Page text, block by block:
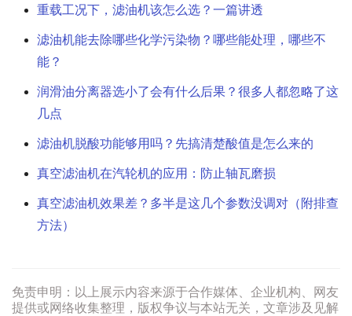
重载工况下，滤油机该怎么选？一篇讲透
滤油机能去除哪些化学污染物？哪些能处理，哪些不
能？
润滑油分离器选小了会有什么后果？很多人都忽略了这
几点
滤油机脱酸功能够用吗？先搞清楚酸值是怎么来的
真空滤油机在汽轮机的应用：防止轴瓦磨损
真空滤油机效果差？多半是这几个参数没调对（附排查
方法）
免责申明：以上展示内容来源于合作媒体、企业机构、网友
提供或网络收集整理，版权争议与本站无关，文章涉及见解